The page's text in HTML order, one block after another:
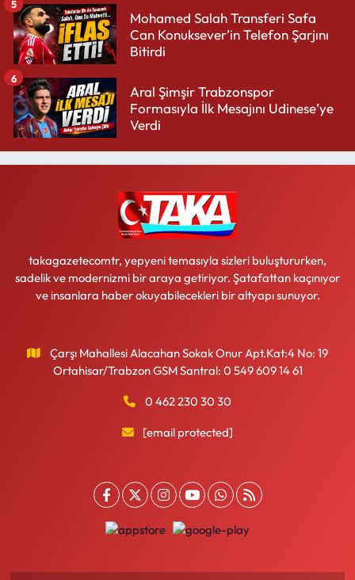
Mohamed Salah Transferi Safa
Can Konuksever’in Telefon Şarjını
Bitirdi
5
Aral Şimşir Trabzonspor
Formasıyla İlk Mesajını Udinese’ye
Verdi
6
takagazetecomtr, yepyeni temasıyla sizleri buluştururken,
sadelik ve modernizmi bir araya getiriyor. Şatafattan kaçınıyor
ve insanlara haber okuyabilecekleri bir altyapı sunuyor.
Çarşı Mahallesi Alacahan Sokak Onur Apt.Kat:4 No: 19
Ortahisar/Trabzon GSM Santral: 0 549 609 14 61
0 462 230 30 30
[email protected]